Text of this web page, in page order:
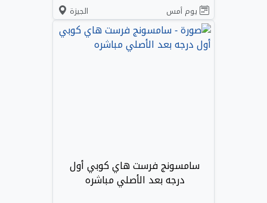
يوم أمس
الجيزة
سامسونج فرست هاي كوبي أول
درجه بعد الأصلي مباشره